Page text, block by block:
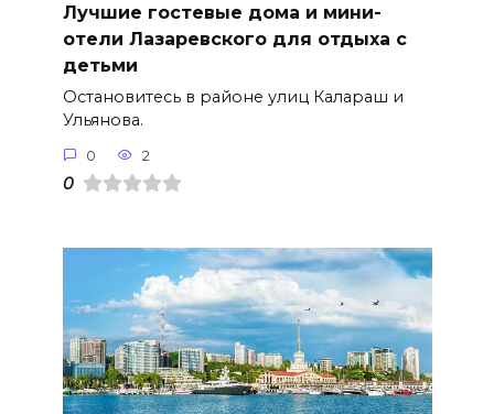
Лучшие гостевые дома и мини-
отели Лазаревского для отдыха с
детьми
Остановитесь в районе улиц Калараш и
Ульянова.
0 2
0